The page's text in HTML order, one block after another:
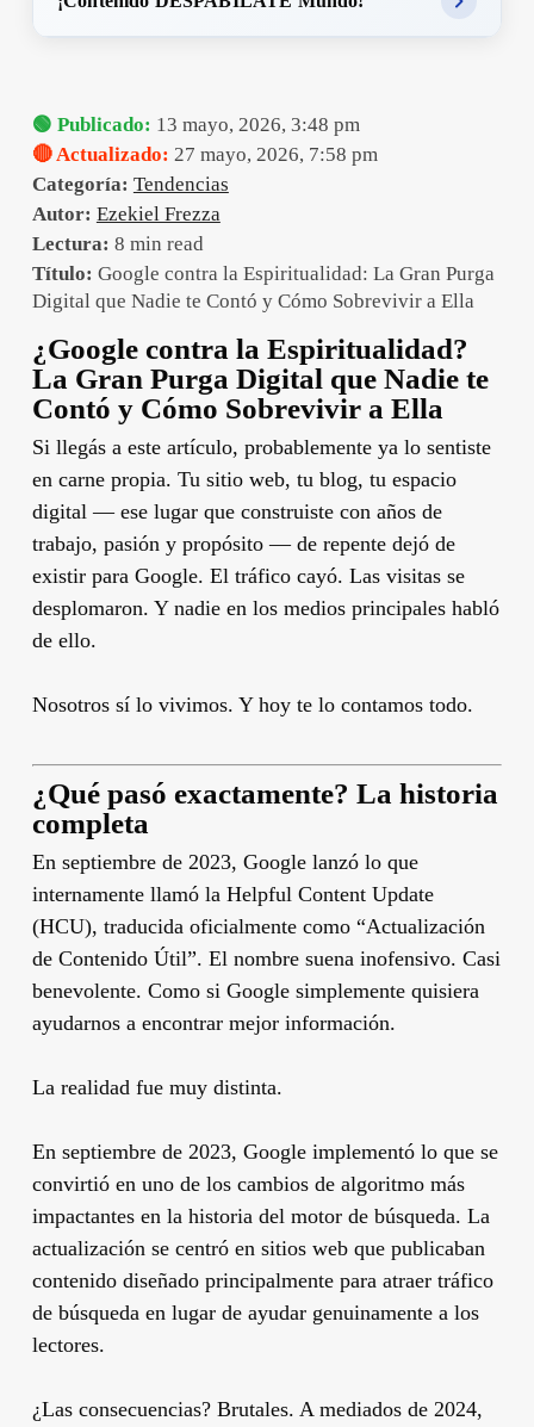
🟢 Publicado: 13 mayo, 2026, 3:48 pm
🔴 Actualizado: 27 mayo, 2026, 7:58 pm
Categoría: Tendencias
Autor: Ezekiel Frezza
Lectura: 8 min read
Título: Google contra la Espiritualidad: La Gran Purga
Digital que Nadie te Contó y Cómo Sobrevivir a Ella
¿Google contra la Espiritualidad?
La Gran Purga Digital que Nadie te
Contó y Cómo Sobrevivir a Ella
Si llegás a este artículo, probablemente ya lo sentiste
en carne propia. Tu sitio web, tu blog, tu espacio
digital — ese lugar que construiste con años de
trabajo, pasión y propósito — de repente dejó de
existir para Google. El tráfico cayó. Las visitas se
desplomaron. Y nadie en los medios principales habló
de ello.
Nosotros sí lo vivimos. Y hoy te lo contamos todo.
¿Qué pasó exactamente? La historia
completa
En septiembre de 2023, Google lanzó lo que
internamente llamó la Helpful Content Update
(HCU), traducida oficialmente como “Actualización
de Contenido Útil”. El nombre suena inofensivo. Casi
benevolente. Como si Google simplemente quisiera
ayudarnos a encontrar mejor información.
La realidad fue muy distinta.
En septiembre de 2023, Google implementó lo que se
convirtió en uno de los cambios de algoritmo más
impactantes en la historia del motor de búsqueda. La
actualización se centró en sitios web que publicaban
contenido diseñado principalmente para atraer tráfico
de búsqueda en lugar de ayudar genuinamente a los
lectores.
¿Las consecuencias? Brutales. A mediados de 2024,